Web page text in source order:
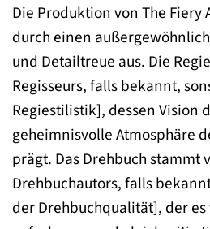
Die Produktion von The Fiery
durch einen
und Detailtreue aus. Die
Regisseurs, falls bekannt,
Regiestilistik], dessen Vision
geheimnisvolle Atmosphäre
prägt. Das Drehbuch stammt
Drehbuchautors, falls
der Drehbuchqualität], der